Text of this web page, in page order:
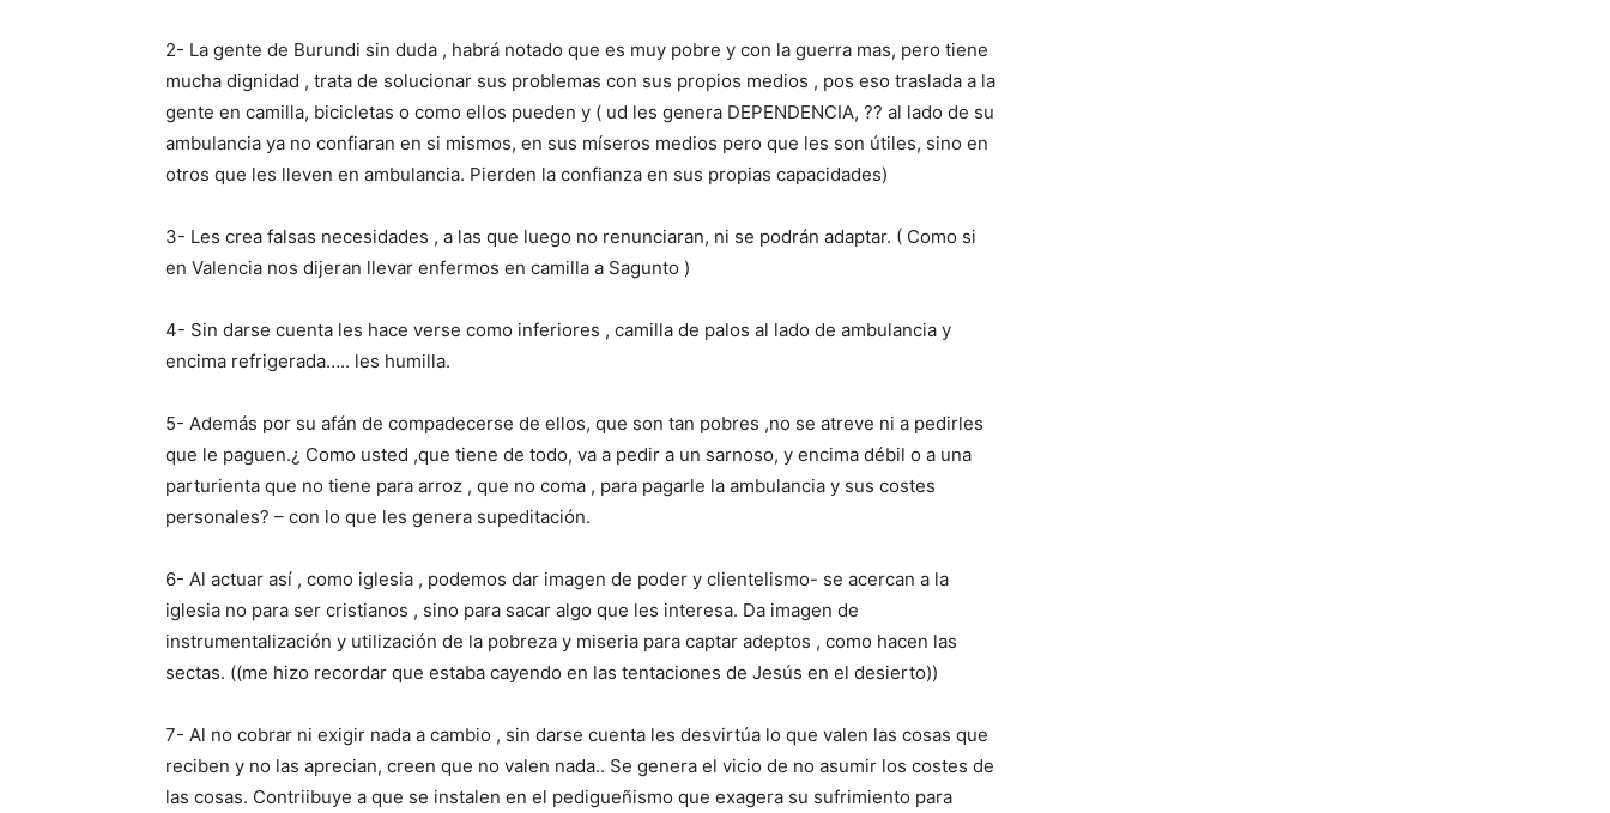
2- La gente de Burundi sin duda , habrá notado que es muy pobre y con la guerra mas, pero tiene
mucha dignidad , trata de solucionar sus problemas con sus propios medios , pos eso traslada a la
gente en camilla, bicicletas o como ellos pueden y ( ud les genera DEPENDENCIA, ?? al lado de su
ambulancia ya no confiaran en si mismos, en sus míseros medios pero que les son útiles, sino en
otros que les lleven en ambulancia. Pierden la confianza en sus propias capacidades)
3- Les crea falsas necesidades , a las que luego no renunciaran, ni se podrán adaptar. ( Como si
en Valencia nos dijeran llevar enfermos en camilla a Sagunto )
4- Sin darse cuenta les hace verse como inferiores , camilla de palos al lado de ambulancia y
encima refrigerada….. les humilla.
5- Además por su afán de compadecerse de ellos, que son tan pobres ,no se atreve ni a pedirles
que le paguen.¿ Como usted ,que tiene de todo, va a pedir a un sarnoso, y encima débil o a una
parturienta que no tiene para arroz , que no coma , para pagarle la ambulancia y sus costes
personales? – con lo que les genera supeditación.
6- Al actuar así , como iglesia , podemos dar imagen de poder y clientelismo- se acercan a la
iglesia no para ser cristianos , sino para sacar algo que les interesa. Da imagen de
instrumentalización y utilización de la pobreza y miseria para captar adeptos , como hacen las
sectas. ((me hizo recordar que estaba cayendo en las tentaciones de Jesús en el desierto))
7- Al no cobrar ni exigir nada a cambio , sin darse cuenta les desvirtúa lo que valen las cosas que
reciben y no las aprecian, creen que no valen nada.. Se genera el vicio de no asumir los costes de
las cosas. Contriibuye a que se instalen en el pedigueñismo que exagera su sufrimiento para